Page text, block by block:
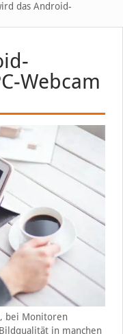
das Android-
Webcam
bei Monitoren
in manchen